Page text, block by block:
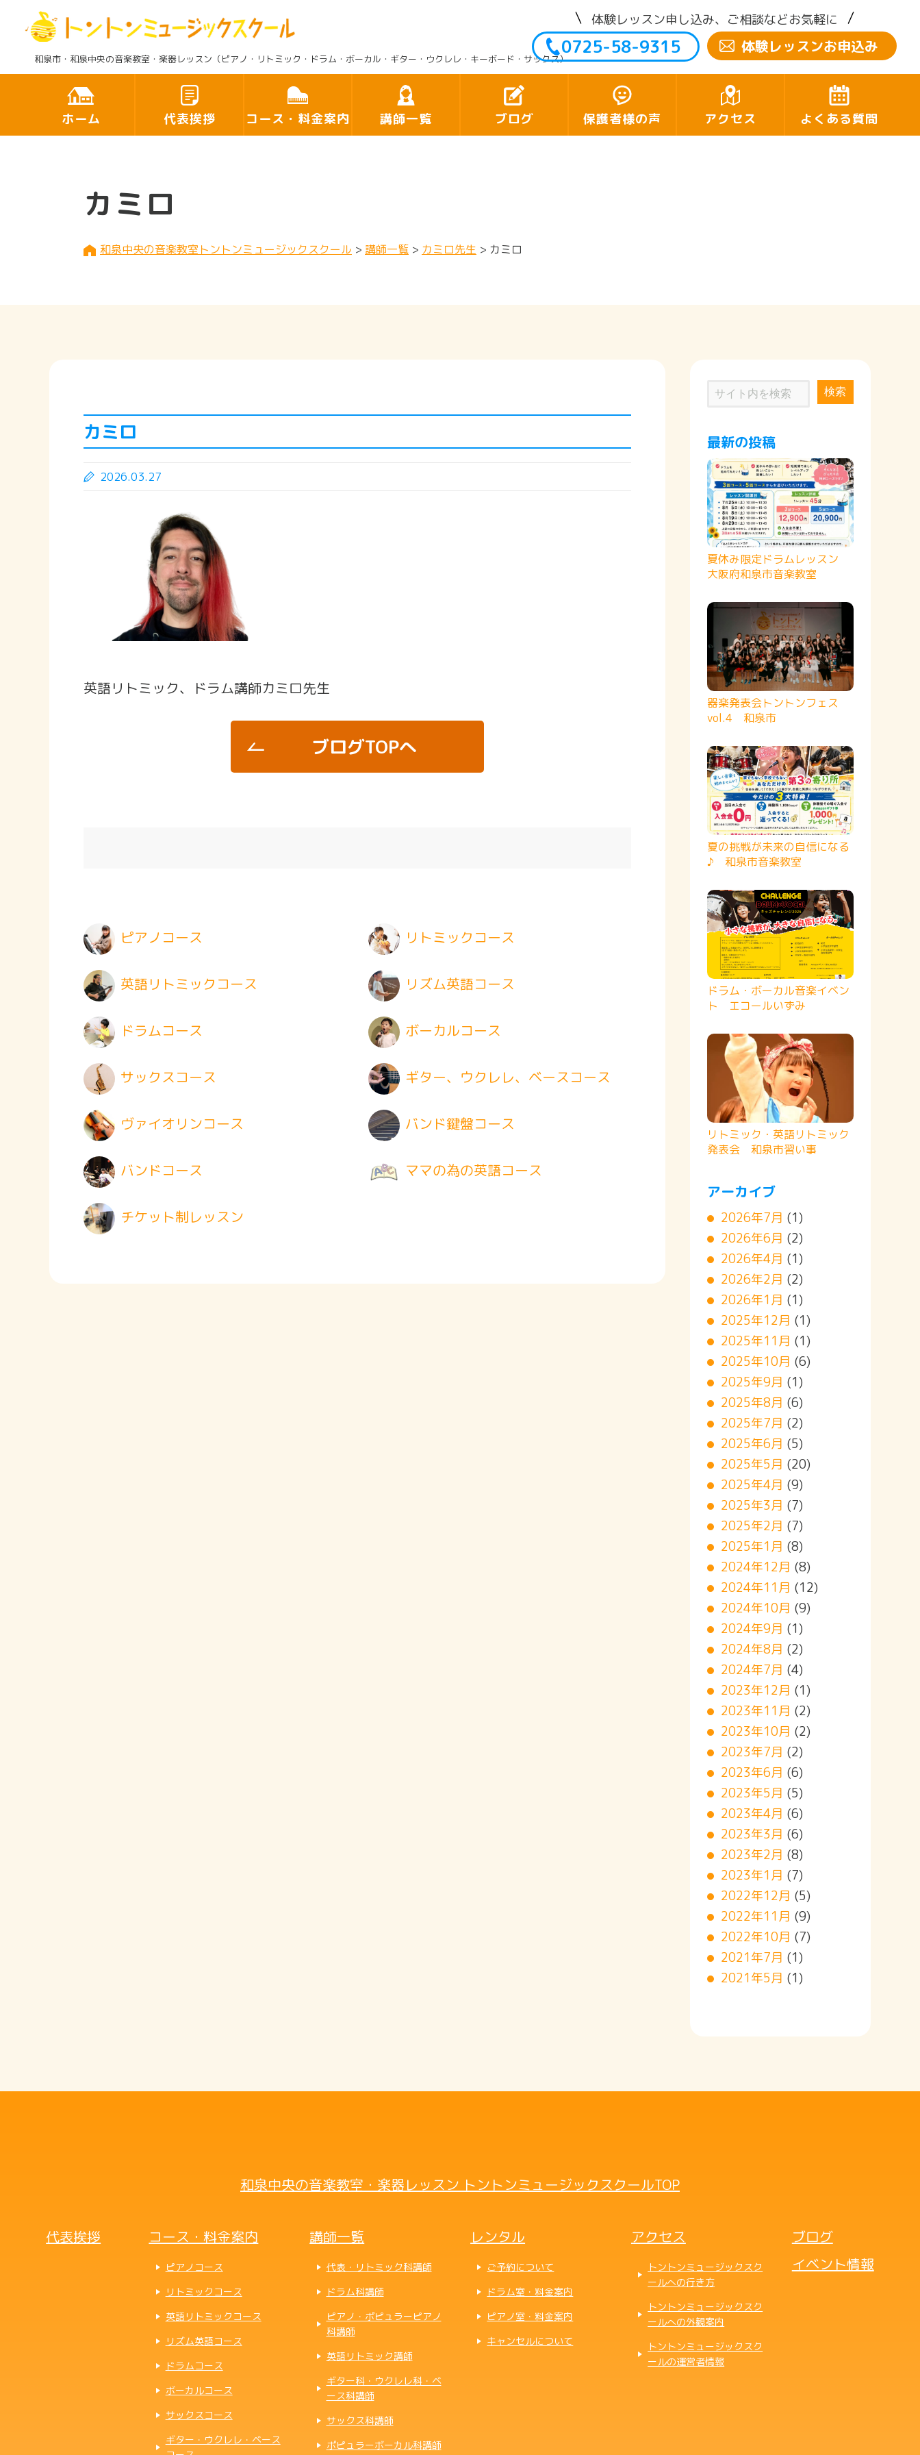
体験レッスン申し込み、ご相談などお気軽に
0725-58-9315 体験レッスンお申込み
和泉市・和泉中央の音楽教室・楽器レッスン（ピアノ・リトミック・ドラム・ボーカル・ギター・ウクレレ・キーボード・サックス）
ホーム 代表挨拶 コース・料金案内 講師一覧 ブログ 保護者様の声 アクセス よくある質問
カミロ
和泉中央の音楽教室トントンミュージックスクール > 講師一覧 > カミロ先生 > カミロ
カミロ
2026.03.27
英語リトミック、ドラム講師カミロ先生
ブログTOPへ
ピアノコース リトミックコース
英語リトミックコース リズム英語コース
ドラムコース ボーカルコース
サックスコース ギター、ウクレレ、ベースコース
ヴァイオリンコース バンド鍵盤コース
バンドコース ママの為の英語コース
チケット制レッスン
検索
最新の投稿
夏休み限定ドラムレッスン
大阪府和泉市音楽教室
器楽発表会トントンフェス
vol.4 和泉市
夏の挑戦が未来の自信になる
♪ 和泉市音楽教室
ドラム・ボーカル音楽イベン
ト エコールいずみ
リトミック・英語リトミック
発表会 和泉市習い事
アーカイブ
2026年7月 (1)
2026年6月 (2)
2026年4月 (1)
2026年2月 (2)
2026年1月 (1)
2025年12月 (1)
2025年11月 (1)
2025年10月 (6)
2025年9月 (1)
2025年8月 (6)
2025年7月 (2)
2025年6月 (5)
2025年5月 (20)
2025年4月 (9)
2025年3月 (7)
2025年2月 (7)
2025年1月 (8)
2024年12月 (8)
2024年11月 (12)
2024年10月 (9)
2024年9月 (1)
2024年8月 (2)
2024年7月 (4)
2023年12月 (1)
2023年11月 (2)
2023年10月 (2)
2023年7月 (2)
2023年6月 (6)
2023年5月 (5)
2023年4月 (6)
2023年3月 (6)
2023年2月 (8)
2023年1月 (7)
2022年12月 (5)
2022年11月 (9)
2022年10月 (7)
2021年7月 (1)
2021年5月 (1)
和泉中央の音楽教室・楽器レッスン トントンミュージックスクールTOP
代表挨拶 コース・料金案内
ピアノコース
リトミックコース
英語リトミックコース
リズム英語コース
ドラムコース
ボーカルコース
サックスコース
ギター・ウクレレ・ベース
講師一覧
代表・リトミック科講師
ドラム科講師
ピアノ・ポピュラーピアノ
科講師
英語リトミック講師
ギター科・ウクレレ科・ベ
ース科講師
サックス科講師
ポピュラーボーカル科講師
レンタル
ご予約について
ドラム室・料金案内
ピアノ室・料金案内
キャンセルについて
アクセス
トントンミュージックスク
ールへの行き方
トントンミュージックスク
ールへの外観案内
トントンミュージックスク
ールの運営者情報
ブログ
イベント情報